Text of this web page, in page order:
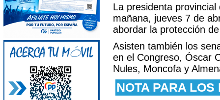
La presidenta
mañana, jueves 7 de
abordar la protección
Asisten también los
en el Congreso, Óscar
Nules, Moncofa y
NOTA PARA LOS